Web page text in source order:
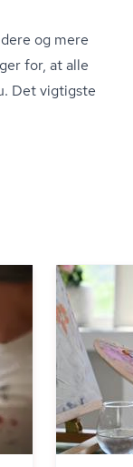
og mere
for, at alle
Det vigtigste